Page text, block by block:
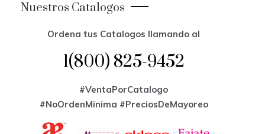
Nuestros Catalogos
Ordena tus Catalogos llamando al
1(800) 825-9452
#VentaPorCatalogo
#NoOrdenMinima #PreciosDeMayoreo